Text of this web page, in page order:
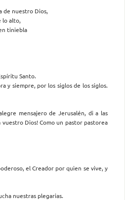
de nuestro Dios,
lo alto,
tiniebla
Santo.
y siempre, por los siglos de los siglos.
mensajero de Jerusalén, di a las
vuestro Dios! Como un pastor pastorea
el Creador por quien se vive, y
nuestras plegarias.